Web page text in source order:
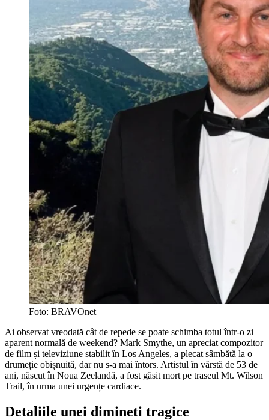
Foto: BRAVOnet
Ai observat vreodată cât de repede se poate schimba totul într-o zi
aparent normală de weekend? Mark Smythe, un apreciat compozitor
de film și televiziune stabilit în Los Angeles, a plecat sâmbătă la o
drumeție obișnuită, dar nu s-a mai întors. Artistul în vârstă de 53 de
ani, născut în Noua Zeelandă, a fost găsit mort pe traseul Mt. Wilson
Trail, în urma unei urgențe cardiace.
Detaliile unei dimineti tragice